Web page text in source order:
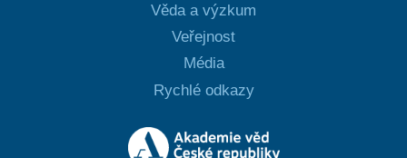
Věda a výzkum
Veřejnost
Média
Rychlé odkazy